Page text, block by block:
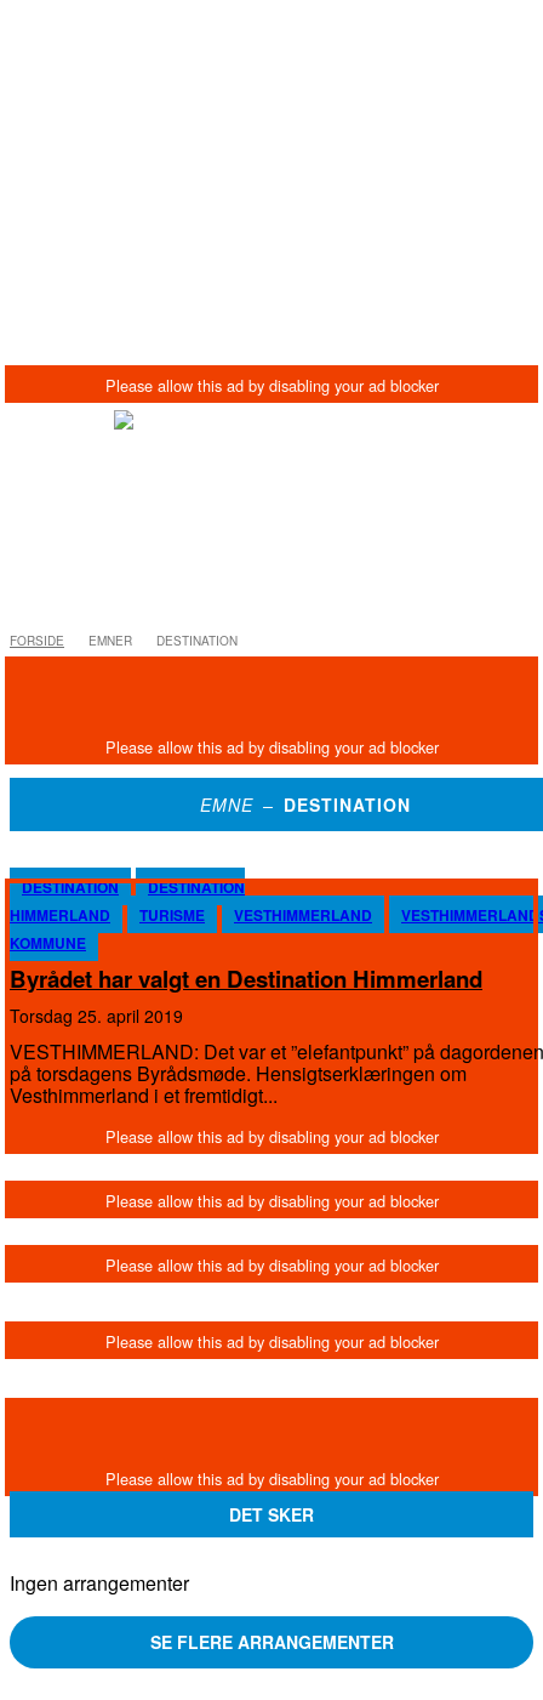
FORSIDE EMNER DESTINATION
EMNE – DESTINATION
DESTINATION
DESTINATION
HIMMERLAND
TURISME VESTHIMMERLAND
KOMMUNE
Byrådet har valgt en Destination Himmerland
torsdag 25. april 2019
VESTHIMMERLAND: Det var et ”elefantpunkt” på dagordenen
på torsdagens Byrådsmøde. Hensigtserklæringen om
Vesthimmerland i et fremtidigt...
DET SKER
Ingen arrangementer
SE FLERE ARRANGEMENTER